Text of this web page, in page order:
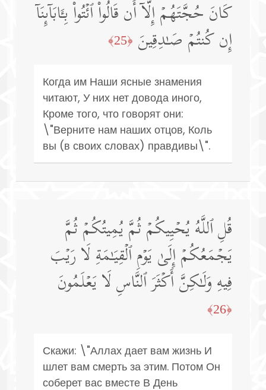
كَانَ حُجَّتَهُمۡ إِلَّاۤ أَن قَالُوا۟ ٱئۡتُوا۟ بِـَٔابَاۤىِٕنَاۤ
إِن كُنتُمۡ صَـٰدِقِینَ ﴿25﴾
Когда им Наши ясные знамения
читают, У них нет довода иного,
Кроме того, что говорят они:
\"Верните нам наших отцов, Коль
вы (в своих словах) правдивы\".
قُلِ ٱللَّهُ یُحۡیِیكُمۡ ثُمَّ یُمِیتُكُمۡ ثُمَّ
یَجۡمَعُكُمۡ إِلَىٰ یَوۡمِ ٱلۡقِیَـٰمَةِ لَا رَیۡبَ
فِیهِ وَلَـٰكِنَّ أَكۡثَرَ ٱلنَّاسِ لَا یَعۡلَمُونَ
﴿26﴾
Скажи: \"Аллах дает вам жизнь И
шлет вам смерть за этим. Потом Он
соберет вас вместе В День